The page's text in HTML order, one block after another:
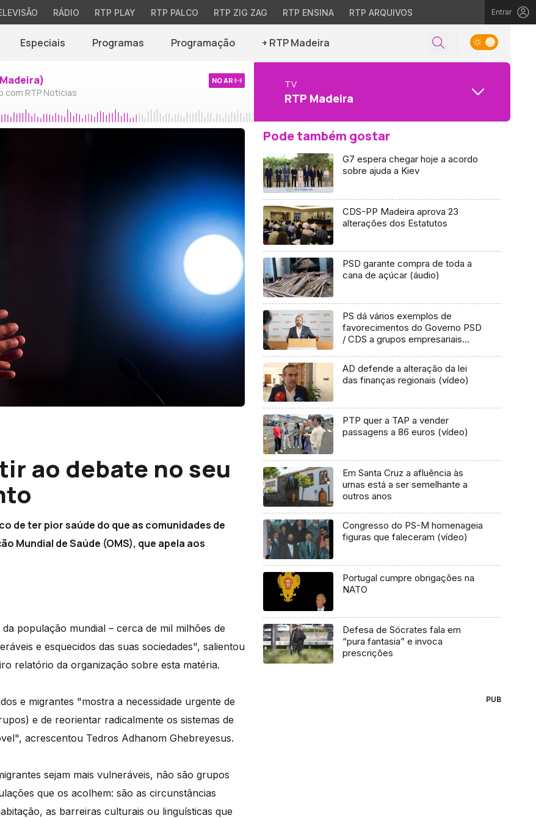
RÁDIO RTP PLAY RTP PALCO RTP ZIG ZAG RTP ENSINA RTP ARQUIVOS Entrar
Especiais Programas Programação + RTP Madeira
com RTP Notícias
NO AR TV
RTP Madeira
ao debate no seu
de ter pior saúde do que as comunidades de
Mundial de Saúde (OMS), que apela aos
população mundial – cerca de mil milhões de
e esquecidos das suas sociedades", salientou
relatório da organização sobre esta matéria.
e migrantes "mostra a necessidade urgente de
e de reorientar radicalmente os sistemas de
acrescentou Tedros Adhanom Ghebreyesus.
sejam mais vulneráveis, não são grupos
que os acolhem: são as circunstâncias
as barreiras culturais ou linguísticas que
Pode também gostar
G7 espera chegar hoje a acordo
sobre ajuda a Kiev
CDS-PP Madeira aprova 23
alterações dos Estatutos
PSD garante compra de toda a
cana de açúcar (áudio)
PS dá vários exemplos de
favorecimentos do Governo PSD
/ CDS a grupos empresariais
AD defende a alteração da lei
das finanças regionais (vídeo)
PTP quer a TAP a vender
passagens a 86 euros (vídeo)
Em Santa Cruz a afluência às
urnas está a ser semelhante a
outros anos
Congresso do PS-M homenageia
figuras que faleceram (vídeo)
Portugal cumpre obrigações na
NATO
Defesa de Sócrates fala em
“pura fantasia” e invoca
prescrições
PUB